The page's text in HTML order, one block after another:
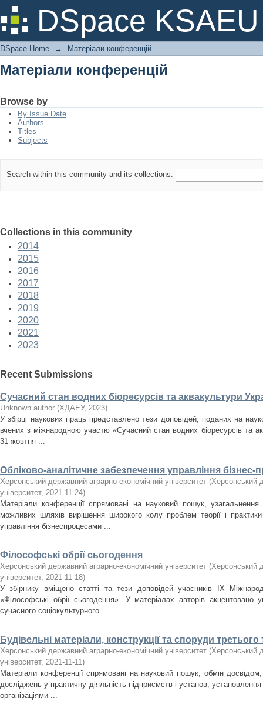
DSpace KSAEU
Матеріали конференцій
DSpace Home → Матеріали конференцій
Матеріали конференцій
Browse by
By Issue Date
Authors
Titles
Subjects
Search within this community and its collections:
Collections in this community
2014
2015
2016
2017
2018
2019
2020
2021
2023
Recent Submissions
Сучасний стан водних біоресурсів та аквакультури
Unknown author (ХДАЕУ, 2023)
У збірці наукових праць представлено тези доповідей, поданих на
вчених з міжнародною участю «Сучасний стан водних біоресурсів та
31 жовтня ...
Обліково-аналітичне забезпечення управління
Херсонський державний аграрно-економічний університет (Херсонський
університет, 2021-11-24)
Матеріали конференції спрямовані на науковий пошук,
можливих шляхів вирішення широкого колу проблем теорії і практики
управління бізнеспроцесами ...
Філософські обрії сьогодення
Херсонський державний аграрно-економічний університет (Херсонський
університет, 2021-11-18)
У збірнику вміщено статті та тези доповідей учасників ІХ
«Філософські обрії сьогодення». У матеріалах авторів
сучасного соціокультурного ...
Будівельні матеріали, конструкції та споруди третього
Херсонський державний аграрно-економічний університет (Херсонський
університет, 2021-11-11)
Матеріали конференції спрямовані на науковий пошук, обмін
досліджень у практичну діяльність підприємств і установ, установлення
організаціями ...